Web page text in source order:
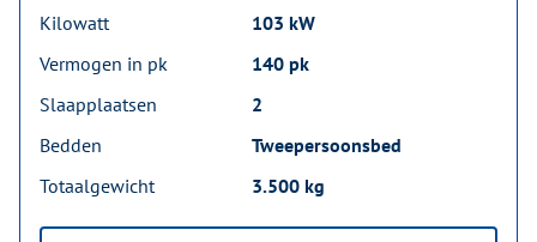
Kilowatt
103 kW
Vermogen in pk
140 pk
Slaapplaatsen
2
Bedden
Tweepersoonsbed
Totaalgewicht
3.500 kg